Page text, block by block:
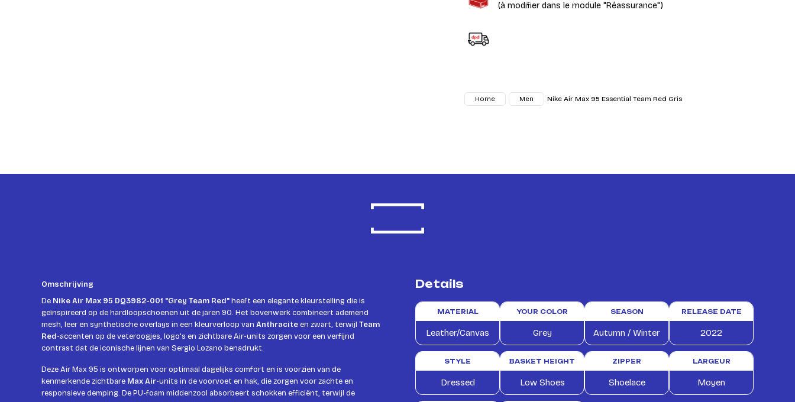
(à modifier dans le module "Réassurance")
Home Men Nike Air Max 95 Essential Team Red Gris
Omschrijving
De Nike Air Max 95 DQ3982-001 "Grey Team Red"heeft een elegante kleurstelling die is
geïnspireerd op de hardloopschoenen uit de jaren 90. Het bovenwerk combineert ademend
mesh, leer en synthetische overlays in een kleurverloop van Anthraciteen zwart, terwijl Team
Red-accenten op de veteroogjes, logo's en zichtbare Air-units zorgen voor een verfijnd
contrast dat de iconische lijnen van Sergio Lozano benadrukt.
Deze Air Max 95 is ontworpen voor optimaal dagelijks comfort en is voorzien van de
kenmerkende zichtbare Max Air-units in de voorvoet en hak, die zorgen voor zachte en
responsieve demping. De PU-foam middenzool absorbeert schokken efficiënt, terwijl de
Details
MATERIAL
Leather/Canvas
YOUR COLOR
Grey
SEASON
Autumn / Winter
RELEASE DATE
2022
STYLE
Dressed
BASKET HEIGHT
Low Shoes
ZIPPER
Shoelace
LARGEUR
Moyen